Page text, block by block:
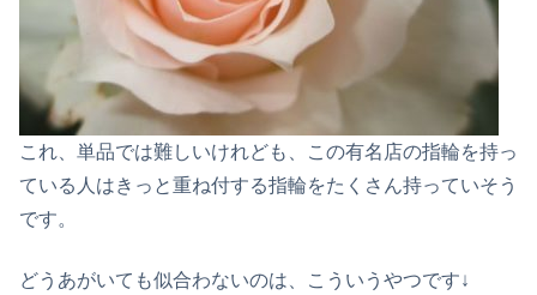
これ、単品では難しいけれども、この有名店の指輪を持っ
ている人はきっと重ね付する指輪をたくさん持っていそう
です。
どうあがいても似合わないのは、こういうやつです↓